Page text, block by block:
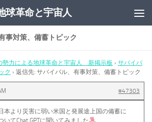
ップ
球革命と宇宙人
事対策、備蓄トピック
勢力による地球革命と宇宙人 新掲示板 › サバイバ
ク › 返信先: サバイバル、有事対策、備蓄トピック
#47303
本より災害に弱い米国と発展途上国の備蓄に
いてChat GPTに聞いてみました